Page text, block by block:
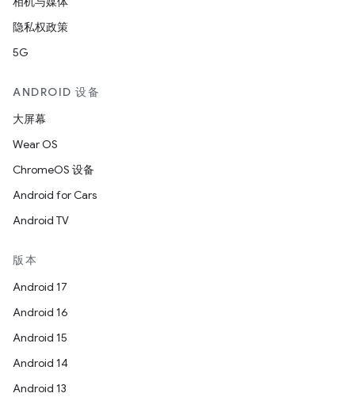
隐私权政策
5G
ANDROID 设备
大屏幕
Wear OS
ChromeOS 设备
Android for Cars
Android TV
版本
Android 17
Android 16
Android 15
Android 14
Android 13